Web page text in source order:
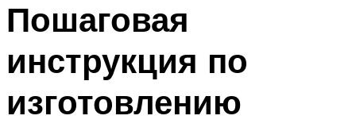
Пошаговая
инструкция по
изготовлению